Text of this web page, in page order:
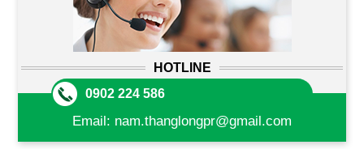
HOTLINE
0902 224 586
Email: nam.thanglongpr@gmail.com